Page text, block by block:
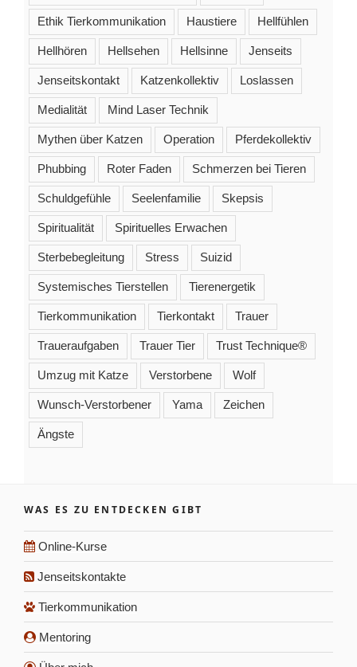
Ethik Tierkommunikation Haustiere Hellfühlen
Hellhören Hellsehen Hellsinne Jenseits
Jenseitskontakt Katzenkollektiv Loslassen
Medialität Mind Laser Technik
Mythen über Katzen Operation Pferdekollektiv
Phubbing Roter Faden Schmerzen bei Tieren
Schuldgefühle Seelenfamilie Skepsis
Spiritualität Spirituelles Erwachen
Sterbebegleitung Stress Suizid
Systemisches Tierstellen Tierenergetik
Tierkommunikation Tierkontakt Trauer
Traueraufgaben Trauer Tier Trust Technique®
Umzug mit Katze Verstorbene Wolf
Wunsch-Verstorbener Yama Zeichen
Ängste
WAS ES ZU ENTDECKEN GIBT
Online-Kurse
Jenseitskontakte
Tierkommunikation
Mentoring